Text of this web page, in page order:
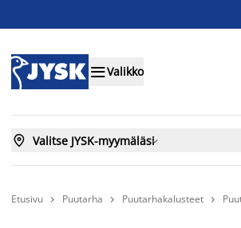
Valikko
 Valitse JYSK-myymäläsi
Etusivu  Puutarha  Puutarhakalusteet 